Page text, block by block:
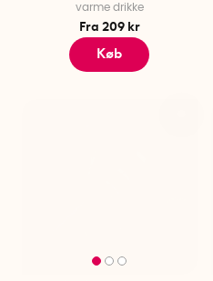
varme drikke
Fra 209 kr
Køb